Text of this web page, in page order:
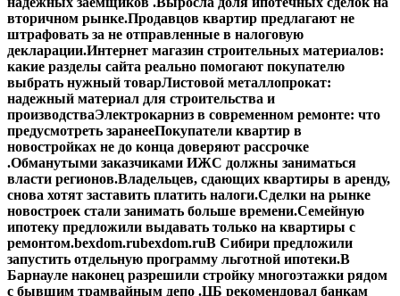
вторичном рынке.Продавцов квартир предлагают не
штрафовать за не отправленные в налоговую
декларации.Интернет магазин строительных материалов:
какие разделы сайта реально помогают покупателю
выбрать нужный товарЛистовой металлопрокат:
надежный материал для строительства и
производстваЭлектрокарниз в современном ремонте: что
предусмотреть заранееПокупатели квартир в
новостройках не до конца доверяют рассрочке
.Обманутыми заказчиками ИЖС должны заниматься
власти регионов.Владельцев, сдающих квартиры в аренду,
снова хотят заставить платить налоги.Сделки на рынке
новостроек стали занимать больше времени.Семейную
ипотеку предложили выдавать только на квартиры с
ремонтом.bexdom.rubexdom.ruВ Сибири предложили
запустить отдельную программу льготной ипотеки.В
Барнауле наконец разрешили стройку многоэтажки рядом
с бывшим трамвайным депо .ЦБ рекомендовал банкам